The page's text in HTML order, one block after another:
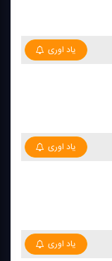
یاد اوری
یاد اوری
یاد اوری